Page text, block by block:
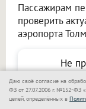
Пассажирам
проверить
аэропорта
Не
Даю своё согласие на
ФЗ от 27.07.2006 г. №152-ФЗ
целей, определённых в